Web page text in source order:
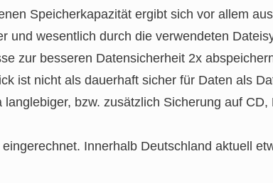
Speicherkapazität ergibt sich vor allem
und wesentlich durch die verwendeten
zur besseren Datensicherheit 2x
ist nicht als dauerhaft sicher für Daten als
bzw. zusätzlich Sicherung auf CD,
Innerhalb Deutschland aktuell